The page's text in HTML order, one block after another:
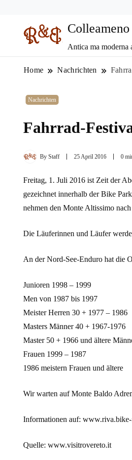
Antica ma moderna
Home Nachrichten
Nachrichten
Fahrrad-
By Staff 25 April 2016 0
Freitag, 1. Juli 2016 ist Zeit der
gezeichnet innerhalb der Bike
nehmen den Monte Altissimo
Die Läuferinnen und Läufer
An der Nord-See-Enduro hat die
Junioren 1998 – 1999
Men von 1987 bis 1997
Meister Herren 30 + 1977 – 1986
Masters Männer 40 + 1967-1976
Master 50 + 1966 und ältere
Frauen 1999 – 1987
1986 meistern Frauen und ältere
Wir warten auf Monte Baldo
Informationen auf:
Quelle: www.visitrovereto.it